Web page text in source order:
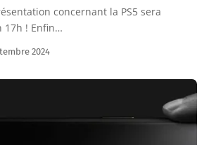
concernant la PS5 sera
17h ! Enfin…
2024